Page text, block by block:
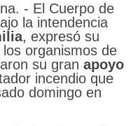
- El Cuerpo de
la intendencia
, expresó su
los organismos de
su gran apoyo
incendio que
domingo en